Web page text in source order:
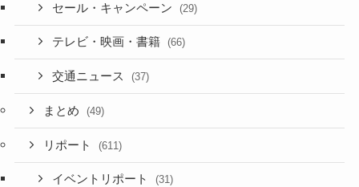
セール・キャンペーン (29)
テレビ・映画・書籍 (66)
交通ニュース (37)
まとめ (49)
リポート (611)
イベントリポート (31)